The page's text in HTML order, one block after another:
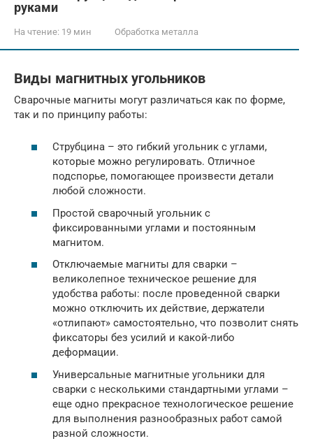
руками
На чтение: 19 мин Обработка металла
Виды магнитных угольников
Сварочные магниты могут различаться как по форме,
так и по принципу работы:
Струбцина – это гибкий угольник с углами,
которые можно регулировать. Отличное
подспорье, помогающее произвести детали
любой сложности.
Простой сварочный угольник с
фиксированными углами и постоянным
магнитом.
Отключаемые магниты для сварки –
великолепное техническое решение для
удобства работы: после проведенной сварки
можно отключить их действие, держатели
«отлипают» самостоятельно, что позволит снять
фиксаторы без усилий и какой-либо
деформации.
Универсальные магнитные угольники для
сварки с несколькими стандартными углами –
еще одно прекрасное технологическое решение
для выполнения разнообразных работ самой
разной сложности.